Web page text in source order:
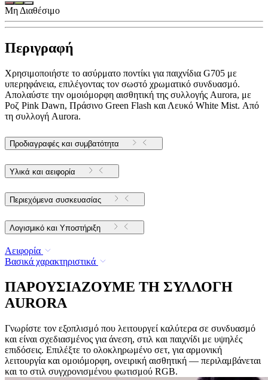
Μη Διαθέσιμο
Περιγραφή
Χρησιμοποιήστε το ασύρματο ποντίκι για παιχνίδια G705 με
υπερηφάνεια, επιλέγοντας τον σωστό χρωματικό συνδυασμό.
Απολαύστε την ομοιόμορφη αισθητική της συλλογής Aurora, με
Ροζ Pink Dawn, Πράσινο Green Flash και Λευκό White Mist. Από
τη συλλογή Aurora.
Προδιαγραφές και συμβατότητα
Υλικά και αειφορία
Περιεχόμενα συσκευασίας
Λογισμικό και Υποστήριξη
Αειφορία
Βασικά χαρακτηριστικά
ΠΑΡΟΥΣΙΑΖΟΥΜΕ ΤΗ ΣΥΛΛΟΓΗ
AURORA
Γνωρίστε τον εξοπλισμό που λειτουργεί καλύτερα σε συνδυασμό
και είναι σχεδιασμένος για άνεση, στιλ και παιχνίδι με υψηλές
επιδόσεις. Επιλέξτε το ολοκληρωμένο σετ, για αρμονική
λειτουργία και ομοιόμορφη, ονειρική αισθητική — περιλαμβάνεται
και το στιλ συγχρονισμένου φωτισμού RGB.